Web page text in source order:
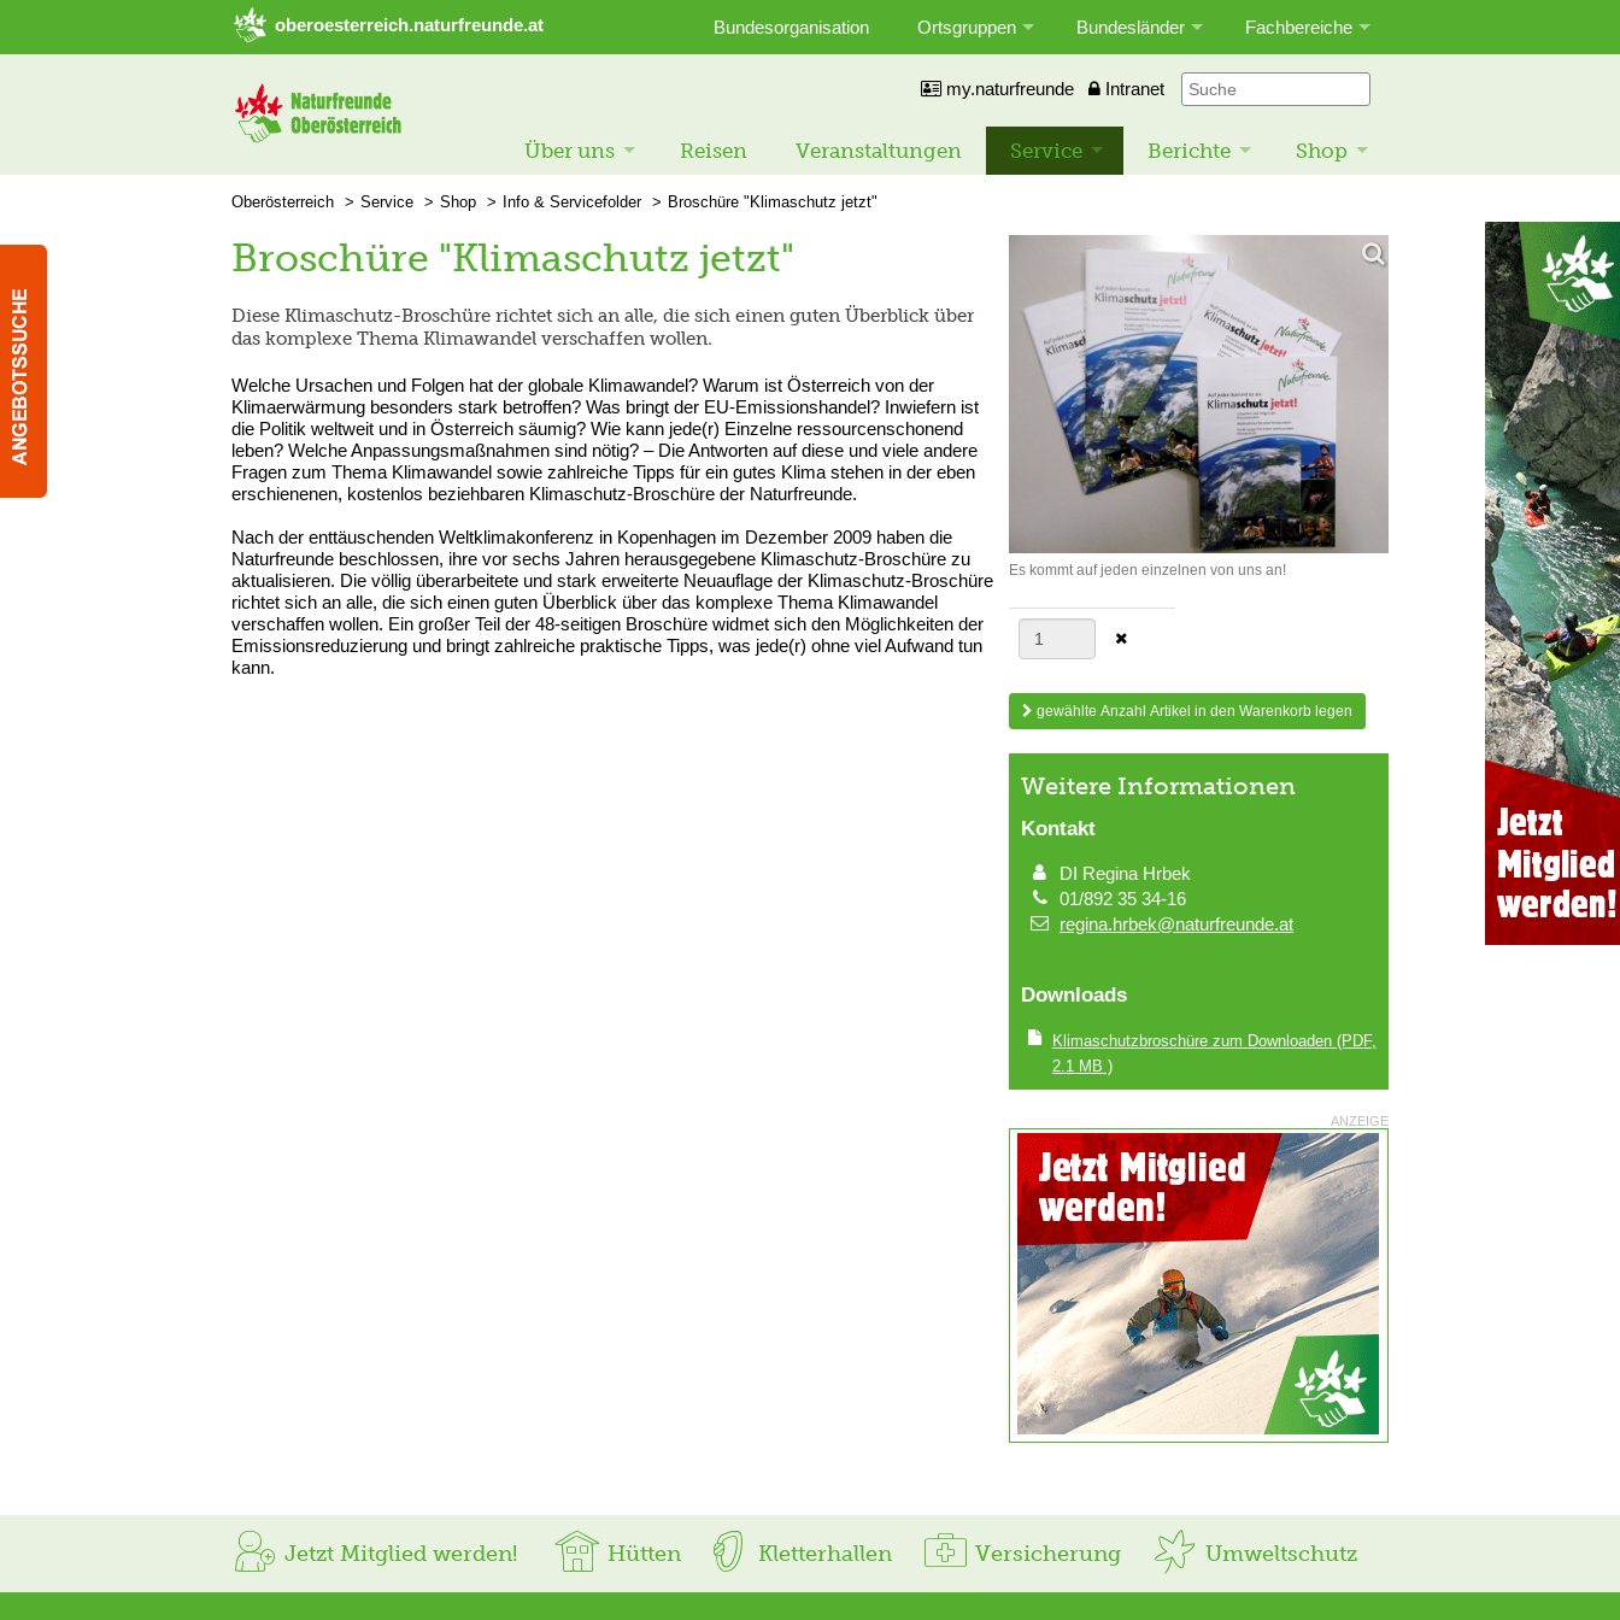
➜ Hauptregion der Seite anspringen
oberoesterreich.naturfreunde.at Bundesorganisation Ortsgruppen Bundesländer Fachbereiche
my.naturfreunde Intranet
Über uns Reisen Veranstaltungen Service Berichte Shop
Oberösterreich Service Shop Info & Servicefolder Broschüre "Klimaschutz jetzt"
Broschüre "Klimaschutz jetzt"
Diese Klimaschutz-Broschüre richtet sich an alle, die sich einen guten Überblick über
das komplexe Thema Klimawandel verschaffen wollen.
Welche Ursachen und Folgen hat der globale Klimawandel? Warum ist Österreich von der
Klimaerwärmung besonders stark betroffen? Was bringt der EU-Emissionshandel? Inwiefern ist
die Politik weltweit und in Österreich säumig? Wie kann jede(r) Einzelne ressourcenschonend
leben? Welche Anpassungsmaßnahmen sind nötig? – Die Antworten auf diese und viele andere
Fragen zum Thema Klimawandel sowie zahlreiche Tipps für ein gutes Klima stehen in der eben
erschienenen, kostenlos beziehbaren Klimaschutz-Broschüre der Naturfreunde.
Nach der enttäuschenden Weltklimakonferenz in Kopenhagen im Dezember 2009 haben die
Naturfreunde beschlossen, ihre vor sechs Jahren herausgegebene Klimaschutz-Broschüre zu
aktualisieren. Die völlig überarbeitete und stark erweiterte Neuauflage der Klimaschutz-Broschüre
richtet sich an alle, die sich einen guten Überblick über das komplexe Thema Klimawandel
verschaffen wollen. Ein großer Teil der 48-seitigen Broschüre widmet sich den Möglichkeiten der
Emissionsreduzierung und bringt zahlreiche praktische Tipps, was jede(r) ohne viel Aufwand tun
kann.
Es kommt auf jeden einzelnen von uns an!
gewählte Anzahl Artikel in den Warenkorb legen
Weitere Informationen
Kontakt
DI Regina Hrbek
01/892 35 34-16
regina.hrbek@naturfreunde.at
Downloads
Klimaschutzbroschüre zum Downloaden(PDF,
2.1 MB )
ANZEIGE
Jetzt Mitglied werden! Hütten Kletterhallen Versicherung Umweltschutz